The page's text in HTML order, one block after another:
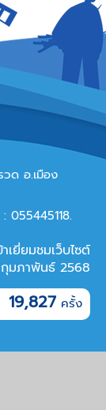
ด อ.เมือง
055445118.
เยี่ยมชมเว็บไซต์
มภาพันธ์ 2568
19,827